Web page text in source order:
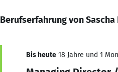
Berufserfahrung von Sascha
Bis heute 18 Jahre und 1